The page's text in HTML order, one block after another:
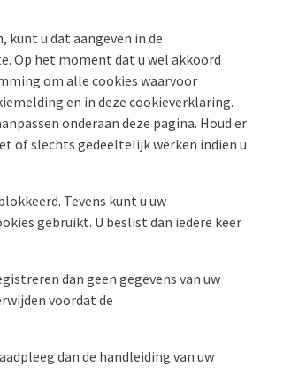
u dat aangeven in de
Op het moment dat u wel akkoord
om alle cookies waarvoor
en in deze cookieverklaring.
onderaan deze pagina. Houd er
of slechts gedeeltelijk werken indien u
Tevens kunt u uw
gebruikt. U beslist dan iedere keer
dan geen gegevens van uw
voordat de
dan de handleiding van uw